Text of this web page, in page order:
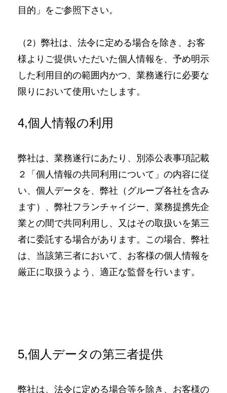
目的」をご参照下さい。
（2）弊社は、法令に定める場合を除き、お客
様よりご提供いただいた個人情報を、予め明示
した利用目的の範囲内かつ、業務遂行に必要な
限りにおいて使用いたします。
4,個人情報の利用
弊社は、業務遂行にあたり、別添公表事項記載
２「個人情報の共同利用について」の内容に従
い、個人データを、弊社（グループ各社を含み
ます）、弊社フランチャイジー、業務提携先企
業との間で共同利用し、又はその取扱いを第三
者に委託する場合があります。この場合、弊社
は、当該第三者において、お客様の個人情報を
厳正に取扱うよう、適正な監督を行います。
5,個人データの第三者提供
弊社は、法令に定める場合等を除き、お客様の